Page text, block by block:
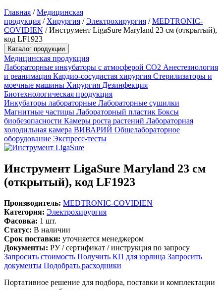
Главная /Медицинская
продукция / Хирургия /Электрохирургия /MEDTRONIC-
COVIDIEN /Инструмент LigaSure Maryland 23 см (открытый),
код LF1923
Каталог продукции
Медицинская продукция
Лабораторные инкубаторы с атмосферой CO2 Анестезиология
и реанимация Кардио-сосудистая хирургия Стерилизаторы и
моечные машины Хирургия Дезинфекция
Биотехнологическая продукция
Инкубаторы лабораторные Лабораторные сушилки
Магнитные частицы Лабораторный пластик Боксы
биобезопасности Камеры роста растений Лабораторная
холодильная камера ВИВАРИЙ Общелабораторное
оборудование Экспресс-тесты
Инструмент LigaSure Maryland 23 см
(открытый), код LF1923
Производитель: MEDTRONIC-COVIDIEN
Категория: Электрохирургия
Фасовка: 1 шт.
Статус: В наличии
Срок поставки: уточняется менеджером
Документы: РУ / сертификат / инструкция по запросу
Запросить стоимость Получить КП для юрлица Запросить
документы Подобрать расходники
Портативное решение для подбора, поставки и комплектации